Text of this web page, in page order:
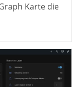
Karte die